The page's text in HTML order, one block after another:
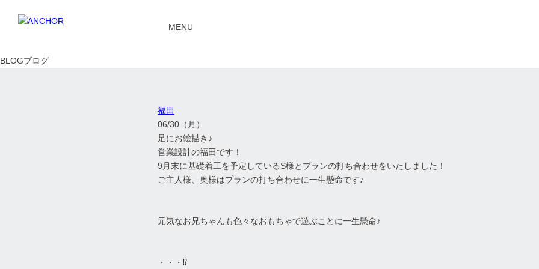
MENU
BLOGブログ
福田
06/30（月）
足にお絵描き♪
営業設計の福田です！
9月末に基礎着工を予定しているS様とプランの打ち合わせをいたしました！
ご主人様、奥様はプランの打ち合わせに一生懸命です♪
元気なお兄ちゃんも色々なおもちゃで遊ぶことに一生懸命♪
・・・⁉